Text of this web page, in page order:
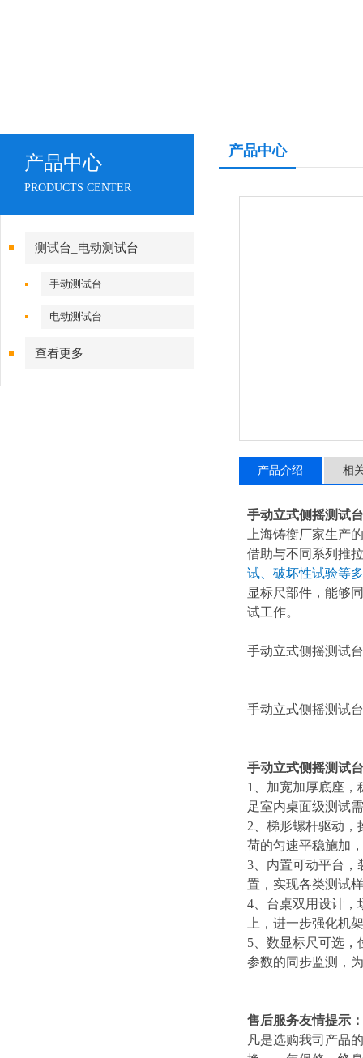
产品中心
PRODUCTS CENTER
测试台_电动测试台
手动测试台
电动测试台
查看更多
产品中心
产品介绍 相
手动立式侧摇测试
上海铸衡厂家生产
借助与不同系列推
试、破坏性试验等
显标尺部件，能够
试工作。
手动立式侧摇测试
手动立式侧摇测试
手动立式侧摇测试台
1、加宽加厚底座
足室内桌面级测试
2、梯形螺杆驱动
荷的匀速平稳施加
3、内置可动平台，
置，实现各类测试
4、台桌双用设计，
上，进一步强化机
5、数显标尺可选
参数的同步监测，
售后服务友情提示：
凡是选购我司产品